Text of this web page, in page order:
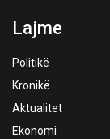
Lajme
Politikë
Kronikë
Aktualitet
Ekonomi